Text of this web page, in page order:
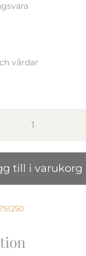
vårdar
Leather
250ml
mängd
till i varukorg